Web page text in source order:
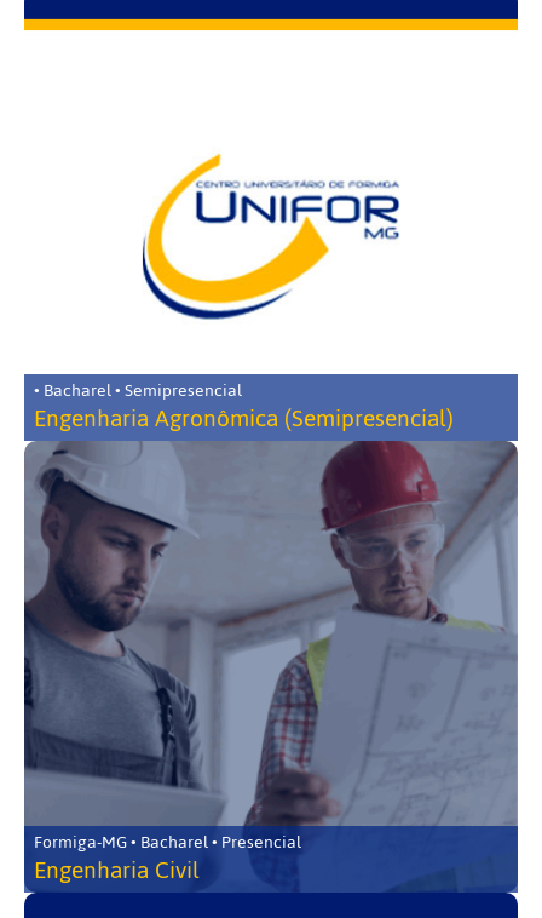
• Bacharel • Semipresencial
Engenharia Agronômica (Semipresencial)
Formiga-MG • Bacharel • Presencial
Engenharia Civil